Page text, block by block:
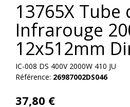
13765X Tube
Infrarouge
12x512mm
IC-008 DS 400V 2000W 410 JU
Référence: 26987002DS046
37,80 €